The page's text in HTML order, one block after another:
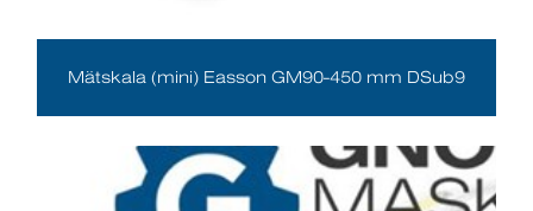
Mätskala (mini) Easson GM90-450 mm DSub9